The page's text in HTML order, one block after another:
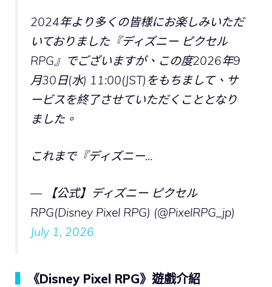
2024年より多くの皆様にお楽しみいただ
いておりました『ディズニー ピクセル
RPG』でございますが、この度2026年9
⽉30⽇(水) 11:00(JST)をもちまして、サ
ービスを終了させていただくこととなり
ました。
これまで『ディズニー…
— 【公式】ディズニー ピクセル
RPG(Disney Pixel RPG) (@PixelRPG_jp)
July 1, 2026
《Disney Pixel RPG》遊戲介紹